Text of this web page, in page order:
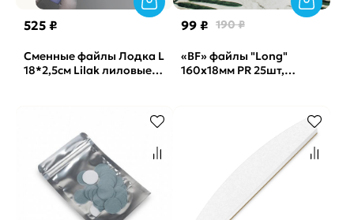
525 ₽
Сменные файлы Лодка L
18*2,5см Lilak лиловые
99 ₽ 190 ₽
«BF» файлы "Long"
160x18мм PR 25шт,